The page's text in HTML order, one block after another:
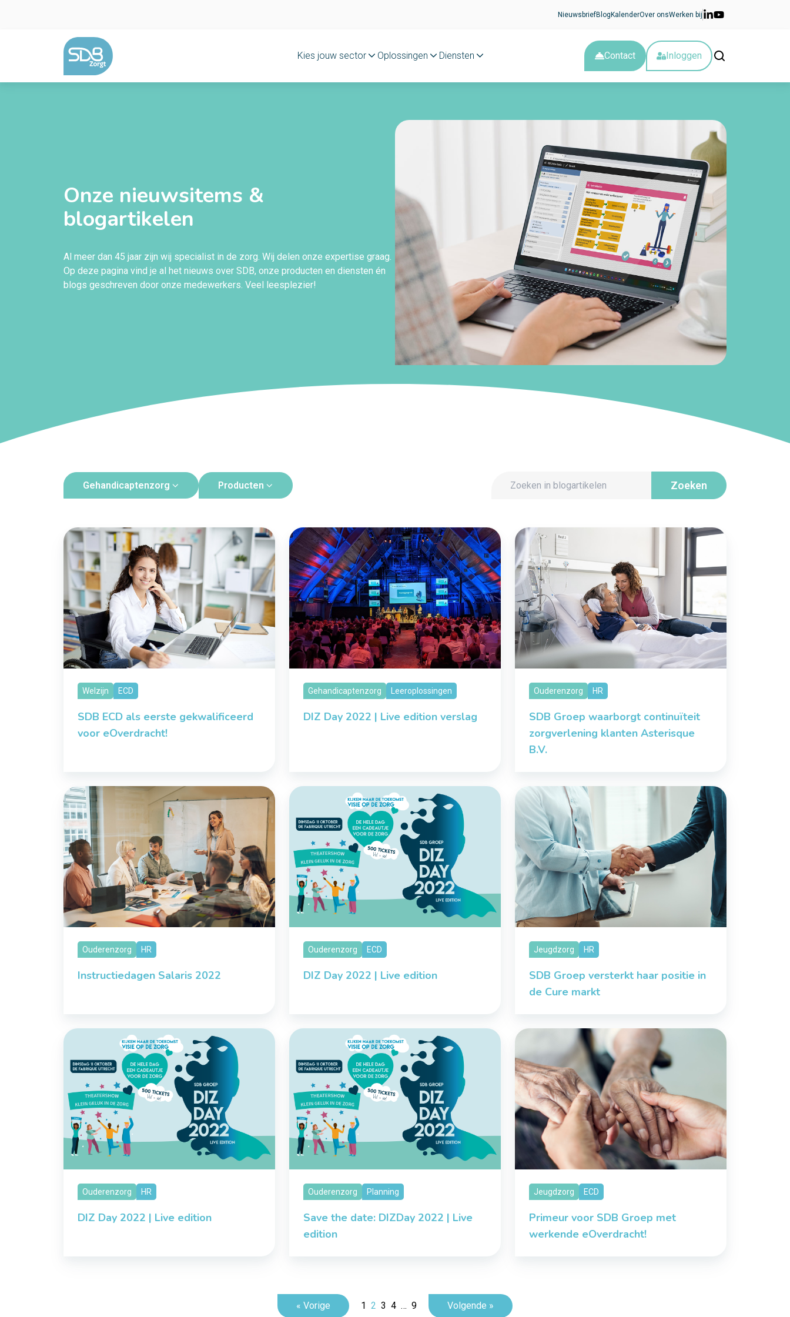
NieuwsbriefBlog KalenderOver onsWerken bij
Kies jouw sector Oplossingen Diensten Contact Inloggen
Onze nieuwsitems &
blogartikelen
Al meer dan 45 jaar zijn wij specialist in de zorg. Wij delen onze expertise graag.
Op deze pagina vind je al het nieuws over SDB, onze producten en diensten én
blogs geschreven door onze medewerkers. Veel leesplezier!
Gehandicaptenzorg Producten
Welzijn ECD
SDB ECD als eerste gekwalificeerd
voor eOverdracht!
Gehandicaptenzorg Leeroplossingen
DIZ Day 2022 | Live edition verslag
Ouderenzorg HR
SDB Groep waarborgt continuïteit
zorgverlening klanten Asterisque
B.V.
Ouderenzorg HR
Instructiedagen Salaris 2022
Ouderenzorg ECD
DIZ Day 2022 | Live edition
Jeugdzorg HR
SDB Groep versterkt haar positie in
de Cure markt
Ouderenzorg HR
DIZ Day 2022 | Live edition
Ouderenzorg Planning
Save the date: DIZDay 2022 | Live
edition
Jeugdzorg ECD
Primeur voor SDB Groep met
werkende eOverdracht!
« Vorige 1 2 3 4 … 9 Volgende »